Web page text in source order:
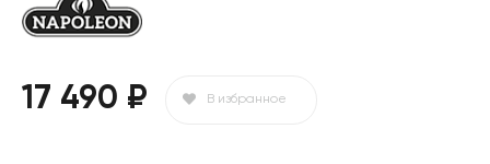
17 490 ₽ В избранное